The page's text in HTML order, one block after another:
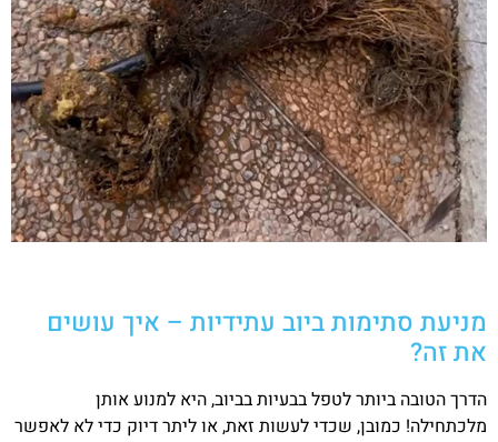
מניעת סתימות ביוב עתידיות – איך עושים
את זה?
הדרך הטובה ביותר לטפל בבעיות בביוב, היא למנוע אותן
מלכתחילה! כמובן, שכדי לעשות זאת, או ליתר דיוק כדי לא לאפשר